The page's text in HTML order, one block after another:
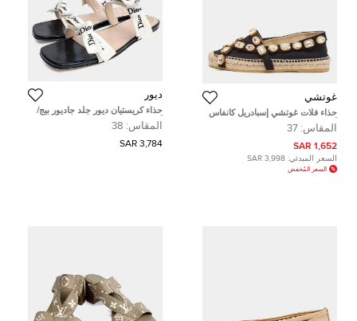
غوتشي
حذاء فلات غوتشي إسبادريل كانفاس
أسود مزخرف كريستال بيبيتا مقاس
41.5
المقاس: 37
1,652 SAR
السعر المبدئي: 3,998 SAR
السعر المُخفض
ديور
حذاء كريستيان ديور جلد جاديور بيج/
أسود مقاس 38
المقاس: 38
3,784 SAR